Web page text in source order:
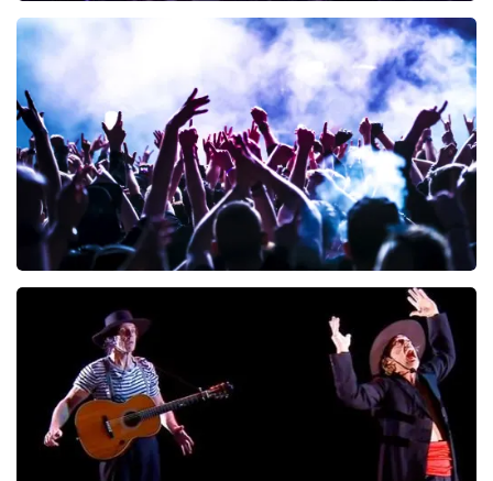
BESTEL NU
166laatste 30 minuten
BESTEL NU